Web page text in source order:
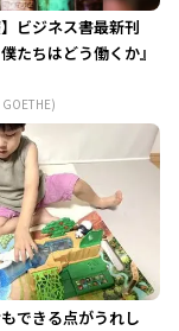
】ビジネス書最新刊
たちはどう働くか』
できる点がうれし